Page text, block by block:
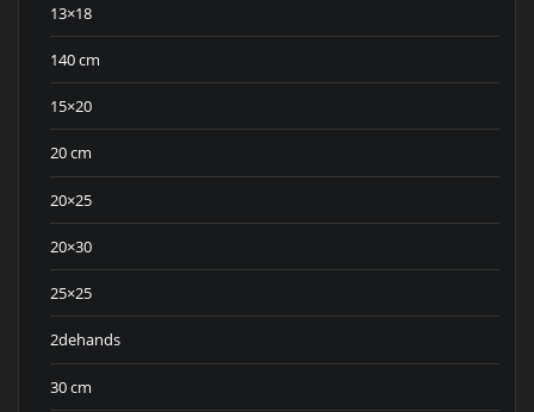
13×18
140 cm
15×20
20 cm
20×25
20×30
25×25
2dehands
30 cm